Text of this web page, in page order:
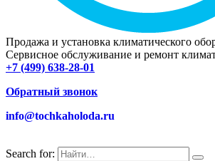
Продажа и установка климатического
Сервисное обслуживание и ремонт
+7 (499) 638-28-01
Обратный звонок
info@tochkaholoda.ru
Search for: